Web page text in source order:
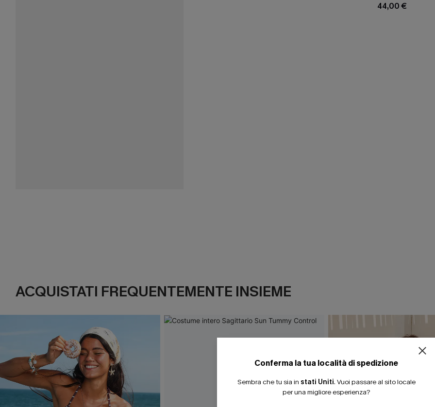
44,00 €
ACQUISTATI FREQUENTEMENTE INSIEME
Conferma la tua località di spedizione
Sembra che tu sia in stati Uniti. Vuoi passare al sito locale
per una migliore esperienza?
15% DI SCONTO
20% DI SCONTO SU